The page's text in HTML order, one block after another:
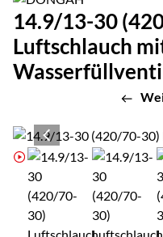
14.9/13-30
Luftschlauch
Produktgalerie
Zur Kaufbox springen